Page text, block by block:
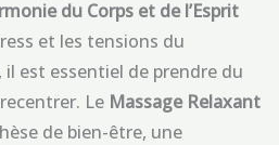
du Corps et de l’Esprit
et les tensions du
est essentiel de prendre du
Le Massage Relaxant
de bien-être, une